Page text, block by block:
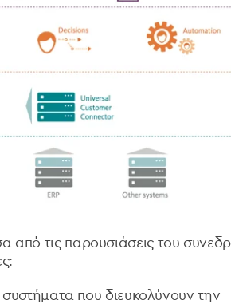
τις παρουσιάσεις του
που διευκολύνουν την